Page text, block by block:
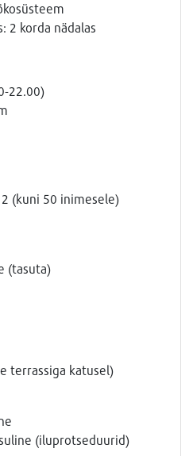
2 korda nädalas
22.00)
(kuni 50 inimesele)
(tasuta)
terrassiga katusel)
(iluprotseduurid)